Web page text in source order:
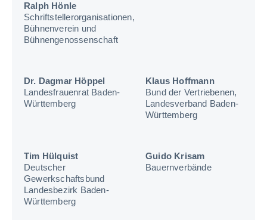
Ralph Hönle
Schriftstellerorganisationen,
Bühnenverein und
Bühnengenossenschaft
Dr. Dagmar Höppel
Landesfrauenrat Baden-
Württemberg
Klaus Hoffmann
Bund der Vertriebenen,
Landesverband Baden-
Württemberg
Tim Hülquist
Deutscher
Gewerkschaftsbund
Landesbezirk Baden-
Württemberg
Guido Krisam
Bauernverbände